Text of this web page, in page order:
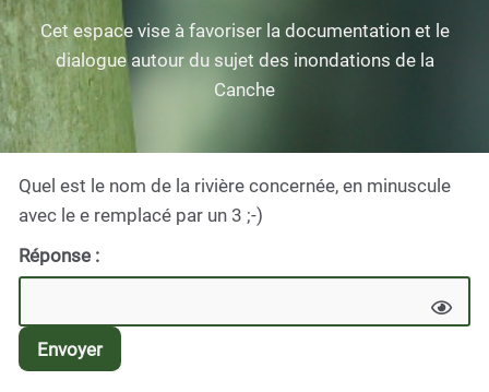
Cet espace vise à favoriser la documentation et le
dialogue autour du sujet des inondations de la
Canche
Quel est le nom de la rivière concernée, en minuscule
avec le e remplacé par un 3 ;-)
Réponse :
Envoyer